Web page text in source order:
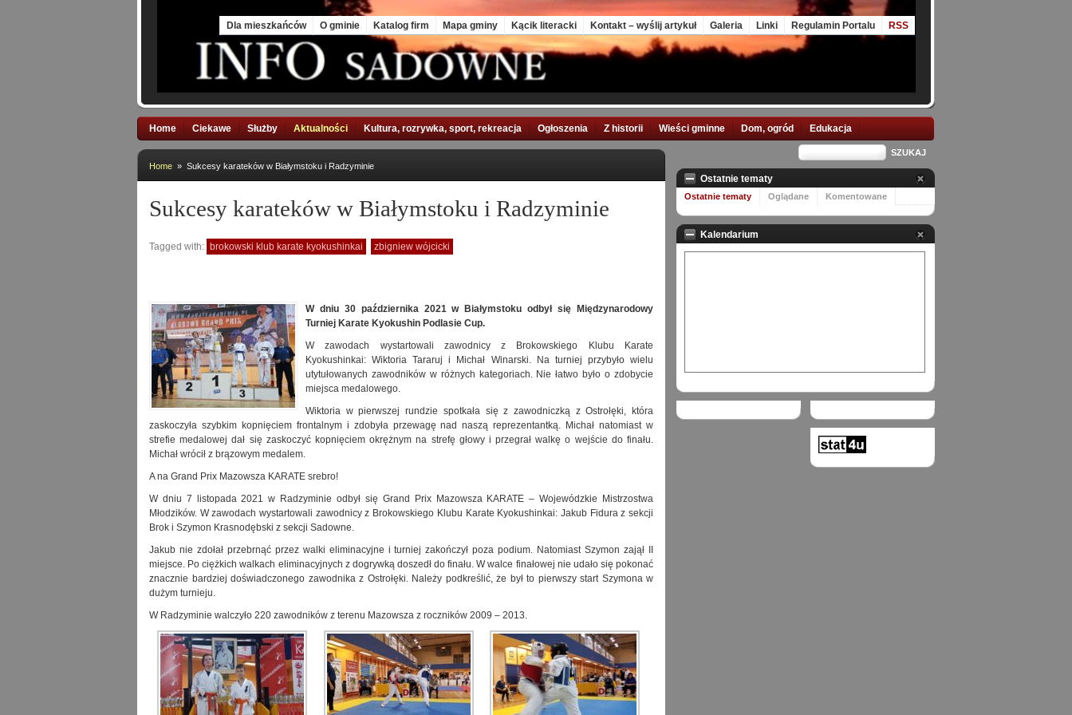
Dla mieszkańców O gminie Katalog firm Mapa gminy Kącik literacki Kontakt – wyślij artykuł Galeria Linki Regulamin Portalu RSS
Home Ciekawe Służby Aktualności Kultura, rozrywka, sport, rekreacja Ogłoszenia Z historii Wieści gminne Dom, ogród Edukacja
Home » Sukcesy karateków w Białymstoku i Radzyminie
Sukcesy karateków w Białymstoku i Radzyminie
Tagged with: brokowski klub karate kyokushinkai zbigniew wójcicki
W dniu 30 października 2021 w Białymstoku odbył się Międzynarodowy
Turniej Karate Kyokushin Podlasie Cup.
W zawodach wystartowali zawodnicy z Brokowskiego Klubu Karate
Kyokushinkai: Wiktoria Tararuj i Michał Winarski. Na turniej przybyło wielu
utytułowanych zawodników w różnych kategoriach. Nie łatwo było o zdobycie
miejsca medalowego.
Wiktoria w pierwszej rundzie spotkała się z zawodniczką z Ostrołęki, która
zaskoczyła szybkim kopnięciem frontalnym i zdobyła przewagę nad naszą reprezentantką. Michał natomiast w
strefie medalowej dał się zaskoczyć kopnięciem okrężnym na strefę głowy i przegrał walkę o wejście do finału.
Michał wrócił z brązowym medalem.
A na Grand Prix Mazowsza KARATE srebro!
W dniu 7 listopada 2021 w Radzyminie odbył się Grand Prix Mazowsza KARATE – Wojewódzkie Mistrzostwa
Młodzików. W zawodach wystartowali zawodnicy z Brokowskiego Klubu Karate Kyokushinkai: Jakub Fidura z sekcji
Brok i Szymon Krasnodębski z sekcji Sadowne.
Jakub nie zdołał przebrnąć przez walki eliminacyjne i turniej zakończył poza podium. Natomiast Szymon zajął II
miejsce. Po ciężkich walkach eliminacyjnych z dogrywką doszedł do finału. W walce finałowej nie udało się pokonać
znacznie bardziej doświadczonego zawodnika z Ostrołęki. Należy podkreślić, że był to pierwszy start Szymona w
dużym turnieju.
W Radzyminie walczyło 220 zawodników z terenu Mazowsza z roczników 2009 – 2013.
Ostatnie tematy
Ostatnie tematy Oglądane Komentowane
Kalendarium